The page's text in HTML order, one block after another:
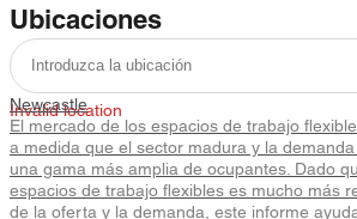
Ubicaciones
Invalid location
Newcastle
El mercado de los espacios de trabajo
a medida que el sector madura y la
una gama más amplia de ocupantes. Dado
espacios de trabajo flexibles es mucho más
de la oferta y la demanda, este informe